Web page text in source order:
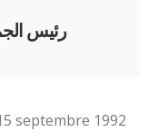
رئيس
septembre 1992 ;